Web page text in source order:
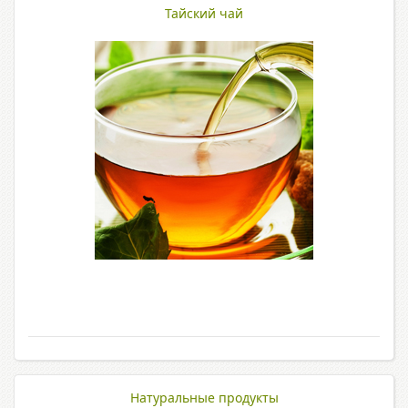
Тайский чай
Натуральные продукты